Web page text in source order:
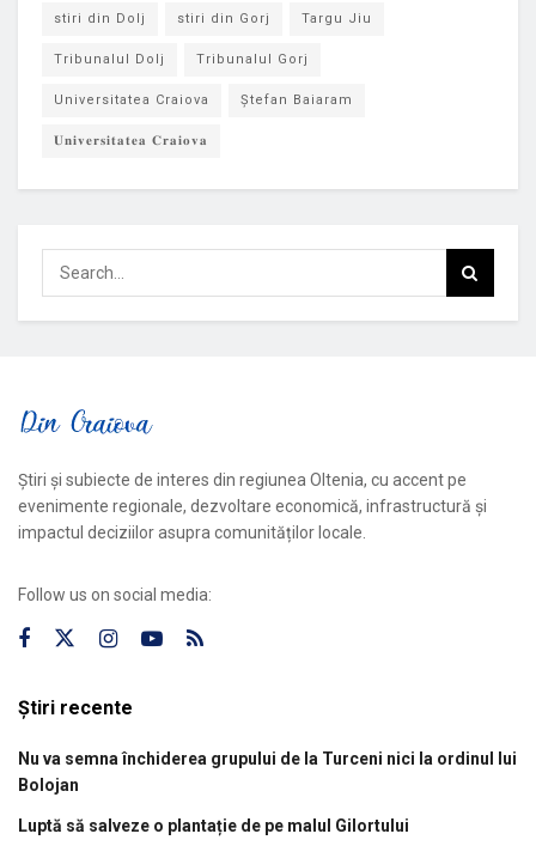
stiri din Dolj stiri din Gorj Targu Jiu
Tribunalul Dolj Tribunalul Gorj
Universitatea Craiova Ștefan Baiaram
𝐔𝐧𝐢𝐯𝐞𝐫𝐬𝐢𝐭𝐚𝐭𝐞𝐚 𝐂𝐫𝐚𝐢𝐨𝐯𝐚
Știri și subiecte de interes din regiunea Oltenia, cu accent pe
evenimente regionale, dezvoltare economică, infrastructură și
impactul deciziilor asupra comunităților locale.
Follow us on social media:
Știri recente
Nu va semna închiderea grupului de la Turceni nici la ordinul lui
Bolojan
Luptă să salveze o plantație de pe malul Gilortului